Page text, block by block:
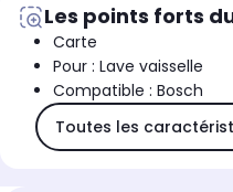
Les points forts
Carte
Pour : Lave vaisselle
Compatible : Bosch
Toutes les